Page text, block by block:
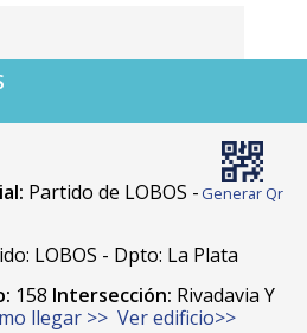
Generar Qr
Partido de LOBOS -
LOBOS - Dpto: La Plata
158 Intersección: Rivadavia Y
llegar >> Ver edificio>>